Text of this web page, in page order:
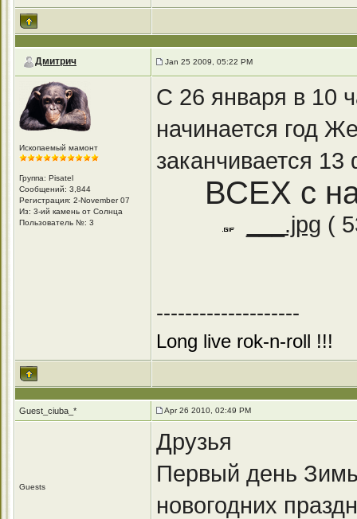
Дмитрич Jan 25 2009, 05:22 PM
Ископаемый мамонт
Группа: Pisatel
Сообщений: 3,844
Регистрация: 2-November 07
Из: 3-ий камень от Солнца
Пользователь №: 3
С 26 января в 10
начинается год
заканчивается
ВСЕХ с
___.jpg (
--------------------
Long live rok-n-roll !!!
Guest_ciuba_* Apr 26 2010, 02:49 PM
Guests
Друзья
Первый день
новогодних